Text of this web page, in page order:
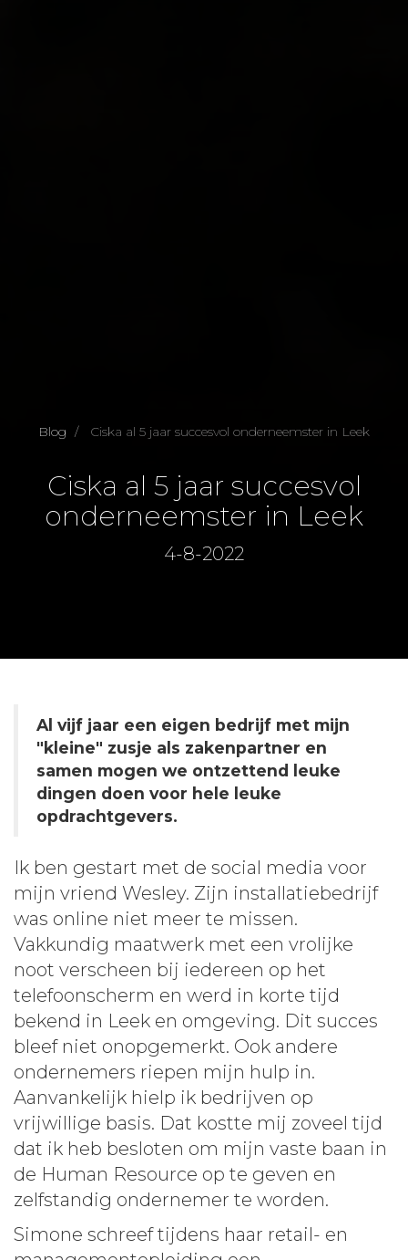
Blog Ciska al 5 jaar succesvol onderneemster in Leek
Ciska al 5 jaar succesvol
onderneemster in Leek
4-8-2022
Al vijf jaar een eigen bedrijf met mijn
"kleine" zusje als zakenpartner en
samen mogen we ontzettend leuke
dingen doen voor hele leuke
opdrachtgevers.
Ik ben gestart met de social media voor
mijn vriend Wesley. Zijn installatiebedrijf
was online niet meer te missen.
Vakkundig maatwerk met een vrolijke
noot verscheen bij iedereen op het
telefoonscherm en werd in korte tijd
bekend in Leek en omgeving. Dit succes
bleef niet onopgemerkt. Ook andere
ondernemers riepen mijn hulp in.
Aanvankelijk hielp ik bedrijven op
vrijwillige basis. Dat kostte mij zoveel tijd
dat ik heb besloten om mijn vaste baan in
de Human Resource op te geven en
zelfstandig ondernemer te worden.
Simone schreef tijdens haar retail- en